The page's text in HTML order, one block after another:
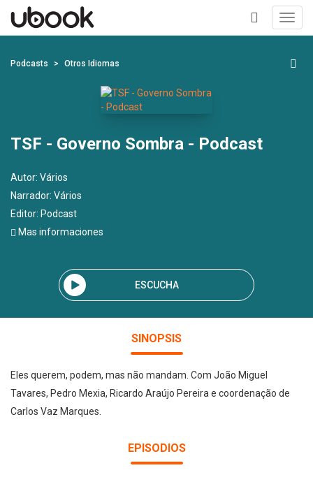
+
Podcasts Otros Idiomas
TSF - Governo Sombra - Podcast
Autor: Vários
Narrador: Vários
Editor: Podcast
Mas informaciones
ESCUCHA
SINOPSIS
Eles querem, podem, mas não mandam. Com João Miguel
Tavares, Pedro Mexia, Ricardo Araújo Pereira e coordenação de
Carlos Vaz Marques.
EPISODIOS